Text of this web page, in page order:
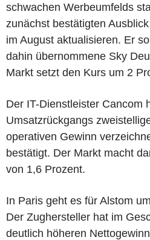
schwachen Werbeumfelds
zunächst bestätigten
im August aktualisieren. Er
dahin übernommene Sky
Markt setzt den Kurs um 2
Der IT-Dienstleister Cancom
Umsatzrückgangs
operativen Gewinn
bestätigt. Der Markt macht
von 1,6 Prozent.
In Paris geht es für Alstom
Der Zughersteller hat im
deutlich höheren